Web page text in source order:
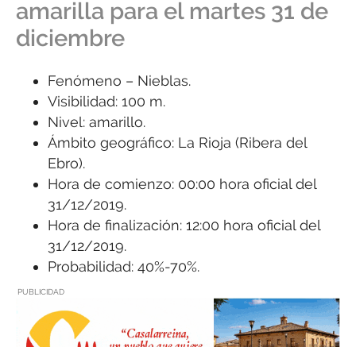
amarilla para el martes 31 de
diciembre
Fenómeno – Nieblas.
Visibilidad: 100 m.
Nivel: amarillo.
Ámbito geográfico: La Rioja (Ribera del
Ebro).
Hora de comienzo: 00:00 hora oficial del
31/12/2019.
Hora de finalización: 12:00 hora oficial del
31/12/2019.
Probabilidad: 40%-70%.
PUBLICIDAD